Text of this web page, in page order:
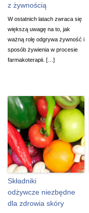
z żywnością
W ostatnich latach zwraca się
większą uwagę na to, jak
ważną rolę odgrywa żywność i
sposób żywienia w procesie
farmakoterapii. […]
Składniki
odżywcze niezbędne
dla zdrowia skóry